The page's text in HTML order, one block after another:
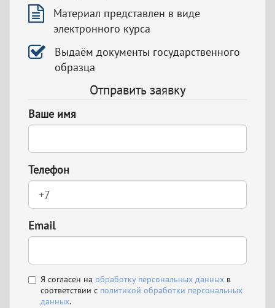
Материал представлен в виде
электронного курса
Выдаём документы государственного
образца
Отправить заявку
Ваше имя
Телефон
Email
Я согласен на обработку персональных данных в
соответствии с политикой обработки персональных
данных.